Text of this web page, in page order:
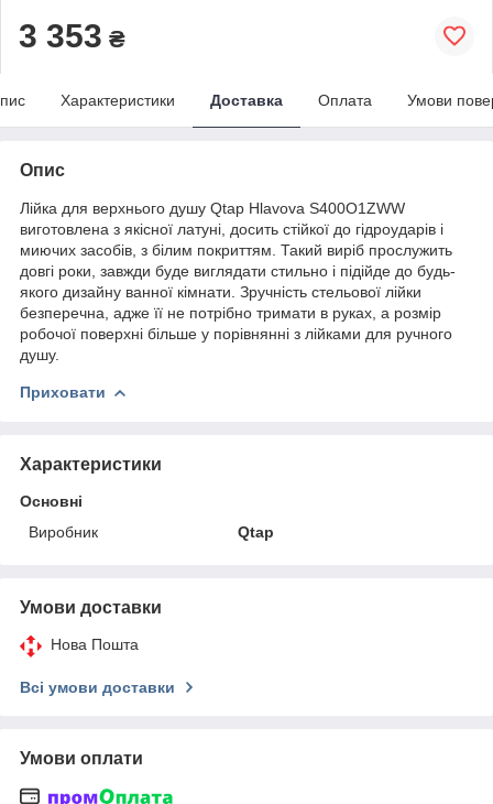
3 353 ₴
Характеристики Доставка Оплата Умови
Опис
Лійка для верхнього душу Qtap Hlavova S400O1ZWW
виготовлена з якісної латуні, досить стійкої до гідроударів і
миючих засобів, з білим покриттям. Такий виріб прослужить
довгі роки, завжди буде виглядати стильно і підійде до будь-
якого дизайну ванної кімнати. Зручність стельової лійки
безперечна, адже її не потрібно тримати в руках, а розмір
робочої поверхні більше у порівнянні з лійками для ручного
душу.
Приховати
Характеристики
Основні
Виробник
Qtap
Умови доставки
Нова Пошта
Всі умови доставки
Умови оплати